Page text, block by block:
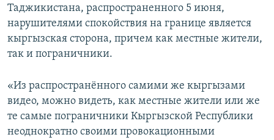
Таджикистана, распространенного 5 июня,
нарушителями спокойствия на границе является
кыргызская сторона, причем как местные жители,
так и пограничники.
«Из распространённого самими же кыргызами
видео, можно видеть, как местные жители или же
те самые пограничники Кыргызской Республики
неоднократно своими провокационными